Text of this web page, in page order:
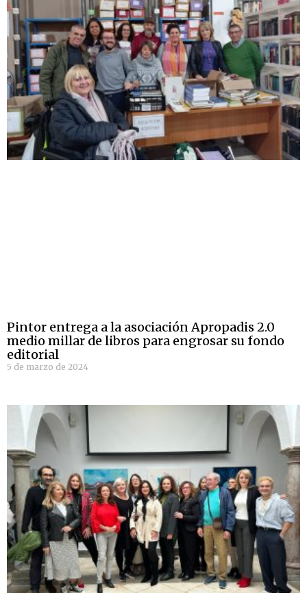
Pintor entrega a la asociación Apropadis 2.0
medio millar de libros para engrosar su fondo
editorial
5 de marzo de 2024